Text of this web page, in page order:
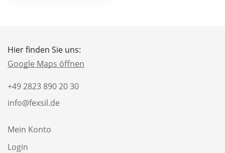
Hier finden Sie uns:
Google Maps öffnen
+49 2823 890 20 30
info@fexsil.de
Mein Konto
Login